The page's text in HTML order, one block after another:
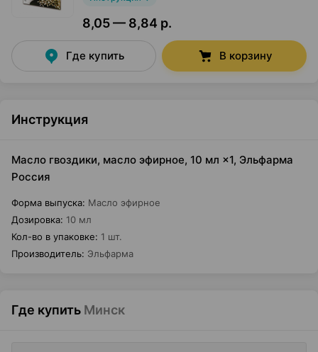
8,05 — 8,84 р.
Где купить В корзину
Инструкция
Масло гвоздики, масло эфирное, 10 мл ×1, Эльфарма
Россия
Форма выпуска: Масло эфирное
Дозировка: 10 мл
Кол-во в упаковке: 1 шт.
Производитель: Эльфарма
Где купить Минск